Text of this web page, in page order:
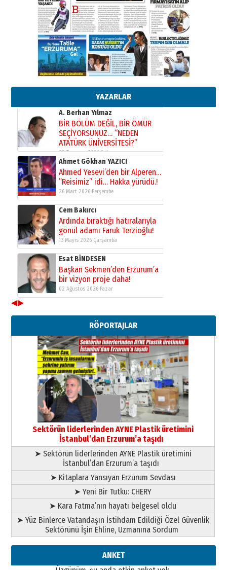
YAZARLAR
Kenan GÜLERCİ
Murat Şahsuvaroğlu ERKON’da
çıtayı yukarı taşırken,
yönetimdekiler aşağı
çekmemeli!
17 Şubat 2026 SalıOrhan BOZKURT
Bir fotoğraf, bir şehir, bir
gazeteci… Dizginler kimin
A. Berhan Yılmaz
BİR BÖLÜM DEĞİL, BİR ÖMÜR
SEÇİYORSUNUZ… “NEDEN
ATATÜRK ÜNİVERSİTESİ?”
28 Temmuz 2026 Salı
Ahmet Gökhan YAZICI
Ahmed Yesevi’den bir Alperen…
”Reisimiz” idi… Hakka yürüdü.!
26 Mart 2026 Perşembe
Cem Bakırcı
Ardında bıraktığı hatıralarıyla
gönül adamı Faruk Terzioğlu!
13 Mayıs 2026 Çarşamba
Esat BİNDESEN
Başkan Sekmen’den Erzurum’a
bir vizyon proje daha!
02 Ağustos 2026 Pazar
Erzurumspor’un köşe taşları
29 Haziran 2026 Pazartesi
Kenan GÜLERCİ
Murat Şahsuvaroğlu ERKON’da
çıtayı yukarı taşırken,
yönetimdekiler aşağı
çekmemeli!
17 Şubat 2026 Salı Orhan BOZKURT
Bir fotoğraf, bir şehir, bir
gazeteci… Dizginler kimin
elinde?
A. Berhan Yılmaz
BİR BÖLÜM DEĞİL, BİR ÖMÜR
SEÇİYORSUNUZ… “NEDEN
ATATÜRK ÜNİVERSİTESİ?”
28 Temmuz 2026 Salı
Ahmet Gökhan YAZICI
Ahmed Yesevi’den bir Alperen…
”Reisimiz” idi… Hakka yürüdü.!
26 Mart 2026 Perşembe
◀▶
RÖPORTAJLAR
Sektörün liderlerinden AYNE Plastik üretimini
İstanbul’dan Erzurum’a taşıdı
➤ Sektörün liderlerinden AYNE Plastik üretimini
İstanbul’dan Erzurum’a taşıdı
➤ Kitaplara Yansıyan Erzurum Sevdası
➤ Yeni Bir Tutku: CHERY
➤ Kara Fatma’nın hayatı belgesel oldu
➤ Yüz Binlerce Vatandaşın İstihdam Edildiği Özel Güvenlik
Sektörünü İşin Ehline, Uzmanına Sordum
ANKET